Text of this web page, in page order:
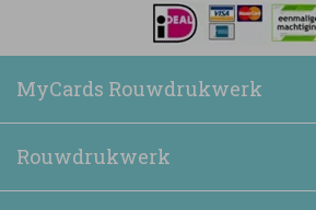
MyCards Rouwdrukwerk
Rouwdrukwerk